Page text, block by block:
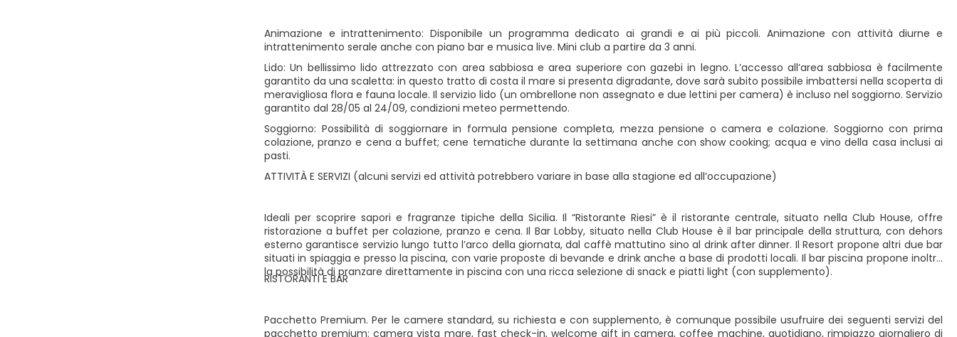
Pacchetto Premium. Per le camere standard, su richiesta e con supplemento, è comunque possibile usufruire dei seguenti servizi del
pacchetto premium: camera vista mare, fast check-in, welcome gift in camera, coffee machine, quotidiano, rimpiazzo giornaliero di
RISTORANTI E BAR
Ideali per scoprire sapori e fragranze tipiche della Sicilia. Il “Ristorante Riesi” è il ristorante centrale, situato nella Club House, offre
ristorazione a buffet per colazione, pranzo e cena. Il Bar Lobby, situato nella Club House è il bar principale della struttura, con dehors
esterno garantisce servizio lungo tutto l’arco della giornata, dal caffè mattutino sino al drink after dinner. Il Resort propone altri due bar
situati in spiaggia e presso la piscina, con varie proposte di bevande e drink anche a base di prodotti locali. Il bar piscina propone inoltre
la possibilità di pranzare direttamente in piscina con una ricca selezione di snack e piatti light (con supplemento).
ATTIVITÀ E SERVIZI (alcuni servizi ed attività potrebbero variare in base alla stagione ed all’occupazione)
Soggiorno: Possibilità di soggiornare in formula pensione completa, mezza pensione o camera e colazione. Soggiorno con prima
colazione, pranzo e cena a buffet; cene tematiche durante la settimana anche con show cooking; acqua e vino della casa inclusi ai
pasti.
Lido: Un bellissimo lido attrezzato con area sabbiosa e area superiore con gazebi in legno. L’accesso all’area sabbiosa è facilmente
garantito da una scaletta: in questo tratto di costa il mare si presenta digradante, dove sarà subito possibile imbattersi nella scoperta di
meravigliosa flora e fauna locale. Il servizio lido (un ombrellone non assegnato e due lettini per camera) è incluso nel soggiorno. Servizio
garantito dal 28/05 al 24/09, condizioni meteo permettendo.
Animazione e intrattenimento: Disponibile un programma dedicato ai grandi e ai più piccoli. Animazione con attività diurne e
intrattenimento serale anche con piano bar e musica live. Mini club a partire da 3 anni.